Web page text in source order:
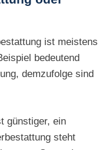
ist meistens
bedeutend
demzufolge sind
günstiger, ein
steht